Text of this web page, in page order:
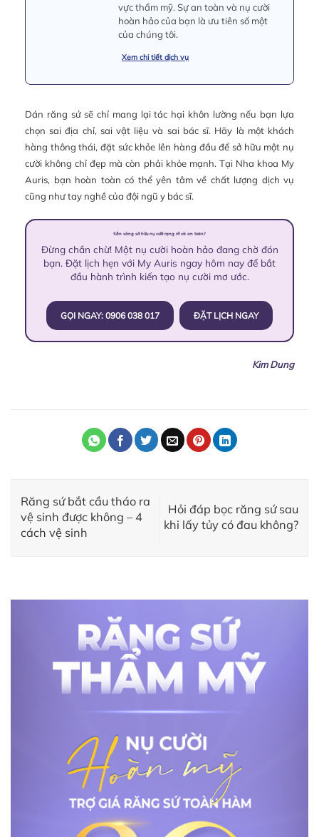
vực thẩm mỹ. Sự an toàn và nụ cười
hoàn hảo của bạn là ưu tiên số một
của chúng tôi.
Xem chi tiết dịch vụ
Dán răng sứ sẽ chỉ mang lại tác hại khôn lường nếu bạn lựa
chọn sai địa chỉ, sai vật liệu và sai bác sĩ. Hãy là một khách
hàng thông thái, đặt sức khỏe lên hàng đầu để sở hữu một nụ
cười không chỉ đẹp mà còn phải khỏe mạnh. Tại Nha khoa My
Auris, bạn hoàn toàn có thể yên tâm về chất lượng dịch vụ
cũng như tay nghề của đội ngũ y bác sĩ.
Sẵn sàng sở hữu nụ cười rạng rỡ và an toàn?
Đừng chần chừ! Một nụ cười hoàn hảo đang chờ đón
bạn. Đặt lịch hẹn với My Auris ngay hôm nay để bắt
đầu hành trình kiến tạo nụ cười mơ ước.
GỌI NGAY: 0906 038 017 ĐẶT LỊCH NGAY
Kim Dung
Răng sứ bắt cầu tháo ra
vệ sinh được không – 4
cách vệ sinh
Hỏi đáp bọc răng sứ sau
khi lấy tủy có đau không?